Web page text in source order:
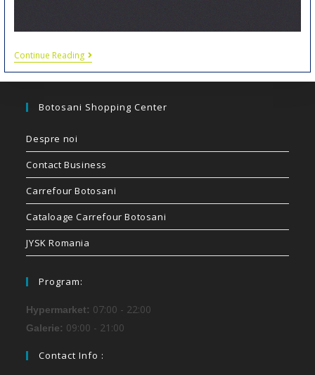
Continue Reading
Botosani Shopping Center
Despre noi
Contact Business
Carrefour Botosani
Cataloage Carrefour Botosani
JYSK Romania
Program:
Hypermarket: 07:00 - 22:00
Galerie: 09:00 - 21:00
Contact Info :